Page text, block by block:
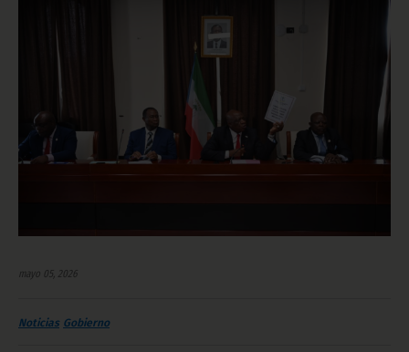
mayo 05, 2026
Noticias Gobierno